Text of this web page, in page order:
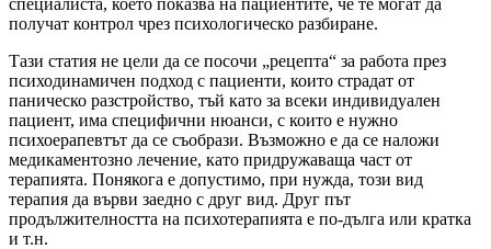
получат контрол чрез психологическо разбиране.
Тази статия не цели да се посочи „рецепта“ за работа през
психодинамичен подход с пациенти, които страдат от
паническо разстройство, тъй като за всеки индивидуален
пациент, има специфични нюанси, с които е нужно
психоерапевтът да се съобрази. Възможно е да се наложи
медикаментозно лечение, като придружаваща част от
терапията. Понякога е допустимо, при нужда, този вид
терапия да върви заедно с друг вид. Друг път
продължителността на психотерапията е по-дълга или кратка
и т.н.